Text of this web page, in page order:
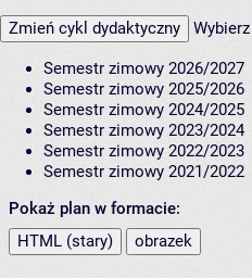
Zmień cykl dydaktyczny
Semestr zimowy 2026/2027
Semestr zimowy 2025/2026
Semestr zimowy 2024/2025
Semestr zimowy 2023/2024
Semestr zimowy 2022/2023
Semestr zimowy 2021/2022
Pokaż plan w formacie:
HTML (stary)
obrazek